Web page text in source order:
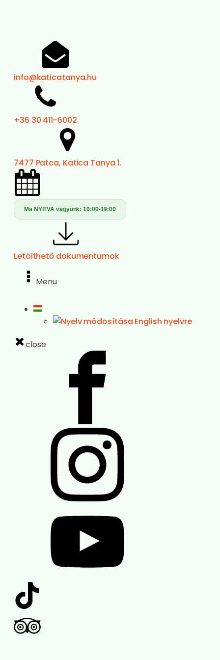
info@katicatanya.hu
+36 30 411-6002
7477 Patca, Katica Tanya 1.
Ma NYITVA vagyunk:10:00-19:00
Letölthető dokumentumok
Menu
close